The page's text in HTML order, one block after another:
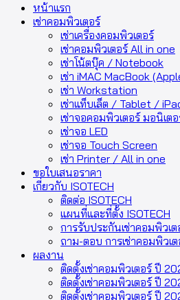
หน้าแรก
เช่าคอมพิวเตอร์
เช่าเครื่องคอมพิวเตอร์
เช่าคอมพิวเตอร์ All in one
เช่าโน้ตบุ๊ค / Notebook
เช่า iMAC MacBook
เช่า Workstation
เช่าแท็บเล็ต / Tablet /
เช่าจอคอมพิวเตอร์ มอนิเต
เช่าจอ LED
เช่าจอ Touch Screen
เช่า Printer / All in one
ขอใบเสนอราคา
เกี่ยวกับ ISOTECH
ติดต่อ ISOTECH
แผนที่และที่ตั้ง ISOTECH
การรับประกันเช่าคอมพิวเต
ถาม-ตอบ การเช่าคอมพิวเ
ผลงาน
ติดตั้งเช่าคอมพิวเตอร์ ปี
ติดตั้งเช่าคอมพิวเตอร์ ปี
ติดตั้งเช่าคอมพิวเตอร์ ปี